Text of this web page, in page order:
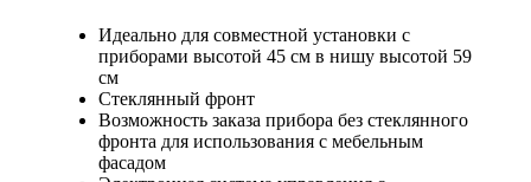
Идеально для совместной установки с
приборами высотой 45 см в нишу высотой 59
см
Стеклянный фронт
Возможность заказа прибора без стеклянного
фронта для использования с мебельным
фасадом